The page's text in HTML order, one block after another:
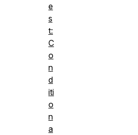
e
s
t:
C
o
n
d
iti
o
n
a